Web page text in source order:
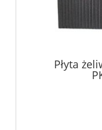
Płyta